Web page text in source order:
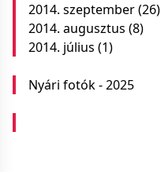
2014. szeptember(26)
2014. augusztus (8)
2014. július (1)
Nyári fotók - 2025